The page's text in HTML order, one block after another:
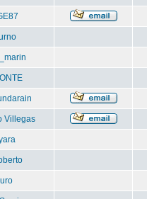
Villegas